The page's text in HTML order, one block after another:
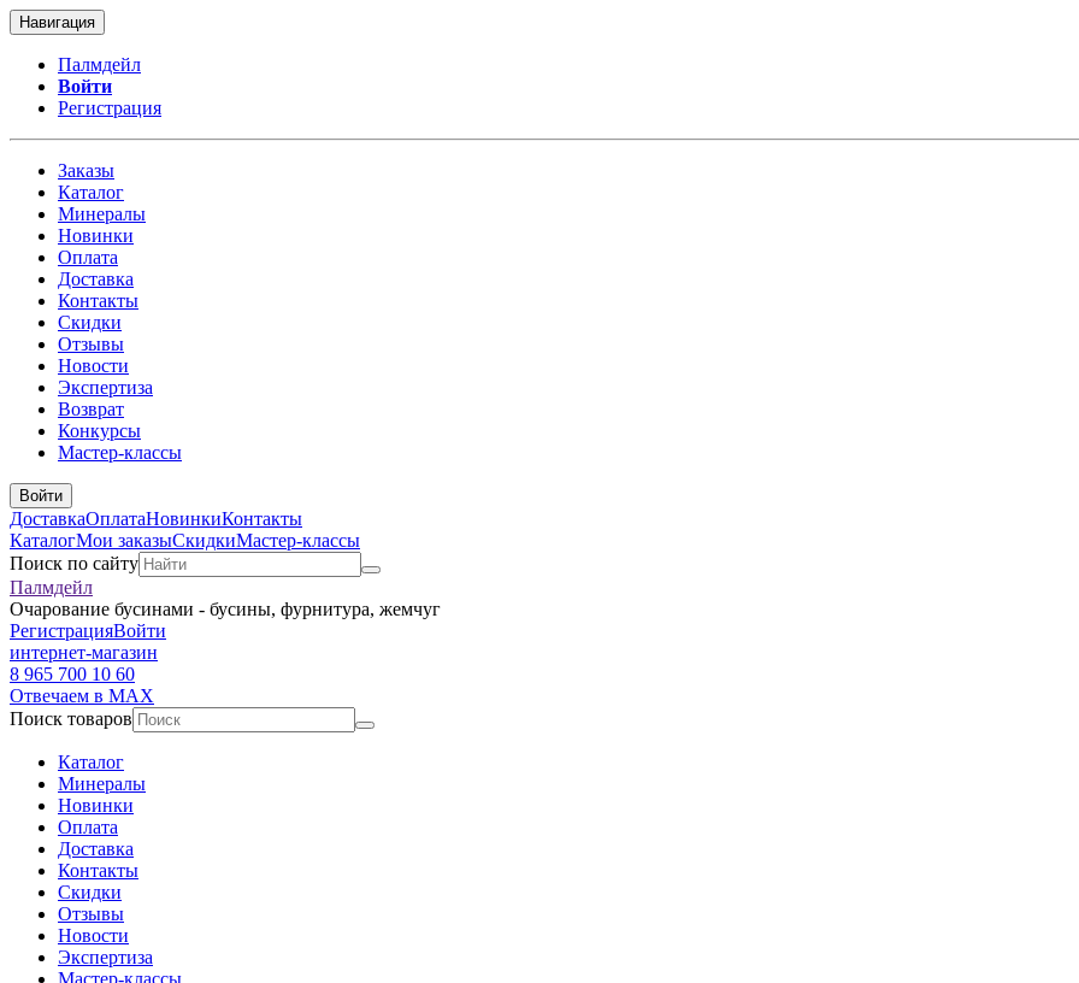
Навигация
Палмдейл
Войти
Регистрация
Заказы
Каталог
Минералы
Новинки
Оплата
Доставка
Контакты
Скидки
Отзывы
Новости
Экспертиза
Возврат
Конкурсы
Мастер-классы
Войти
ДоставкаОплатаНовинкиКонтакты
КаталогМои заказыСкидкиМастер-классы
Поиск по сайту
Палмдейл
Очарование бусинами - бусины, фурнитура, жемчуг
РегистрацияВойти
интернет-магазин
8 965 700 10 60
Отвечаем в MAX
Поиск товаров
Каталог
Минералы
Новинки
Оплата
Доставка
Контакты
Скидки
Отзывы
Новости
Экспертиза
Мастер-классы